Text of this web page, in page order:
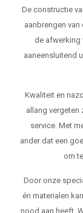
De constructie
aanbrengen
de afwerking
aaneensluitend
Kwaliteit en
allang vergeten
service. Met
ander dat een
om
Door onze
én materialen
nood aan heeft.